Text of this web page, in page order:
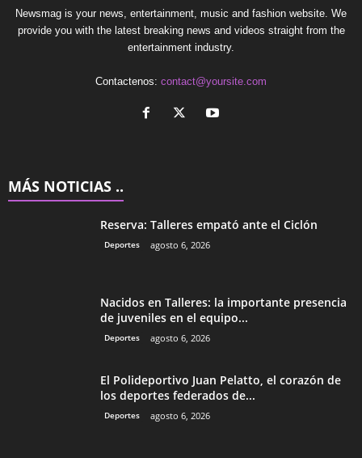
Newsmag is your news, entertainment, music and fashion website. We
provide you with the latest breaking news and videos straight from the
entertainment industry.
Contactenos: contact@yoursite.com
MÁS NOTICIAS ..
Reserva: Talleres empató ante el Ciclón
Deportes agosto 6, 2026
Nacidos en Talleres: la importante presencia
de juveniles en el equipo...
Deportes agosto 6, 2026
El Polideportivo Juan Pelatto, el corazón de
los deportes federados de...
Deportes agosto 6, 2026